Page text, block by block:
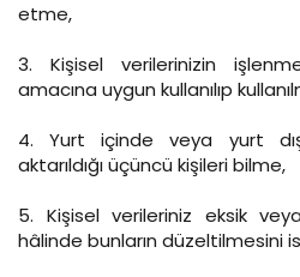
etme,
3. Kişisel verilerinizin
amacına uygun kullanılıp
4. Yurt içinde veya yurt
aktarıldığı üçüncü kişileri bilme,
5. Kişisel verileriniz eksik
hâlinde bunların düzeltilmesini